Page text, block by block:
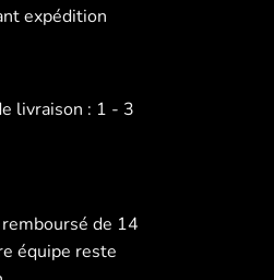
expédition
livraison : 1 - 3
de 14
équipe reste